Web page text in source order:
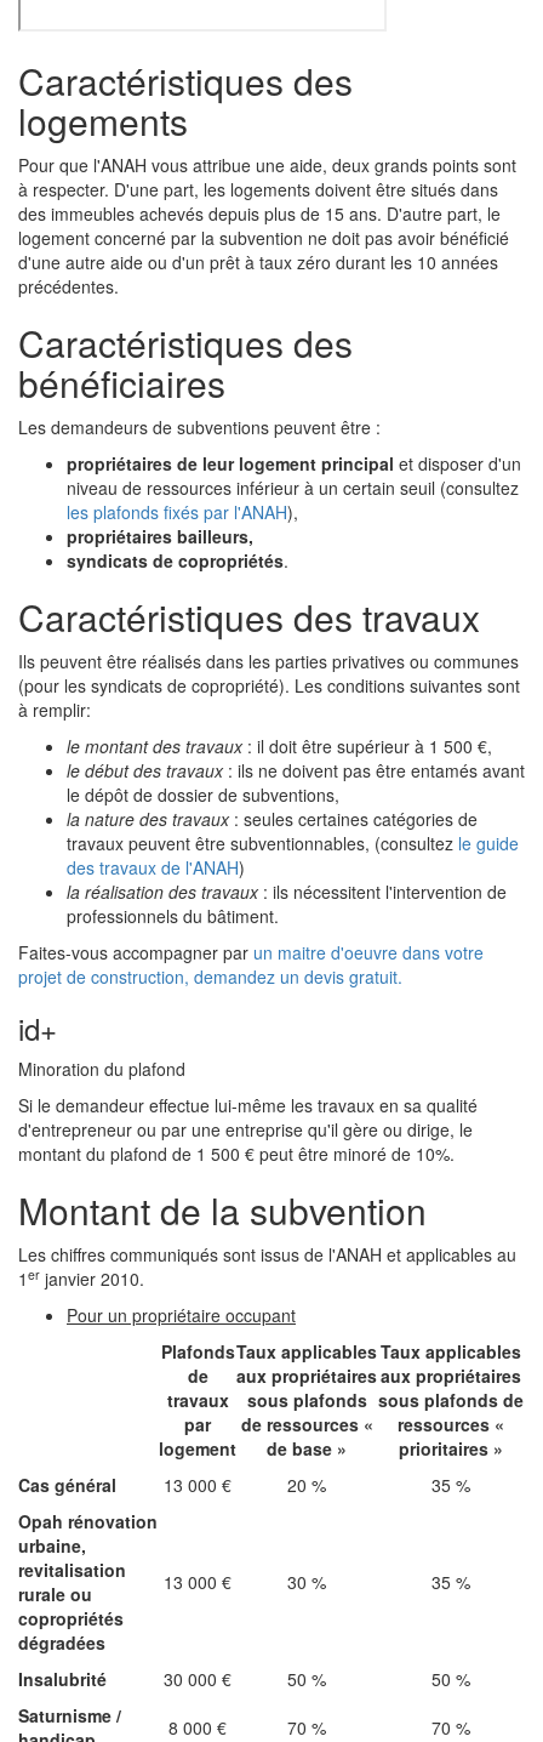
Caractéristiques des
logements
Pour que l'ANAH vous attribue une aide, deux grands points sont
à respecter. D'une part, les logements doivent être situés dans
des immeubles achevés depuis plus de 15 ans. D'autre part, le
logement concerné par la subvention ne doit pas avoir bénéficié
d'une autre aide ou d'un prêt à taux zéro durant les 10 années
précédentes.
Caractéristiques des
bénéficiaires
Les demandeurs de subventions peuvent être :
propriétaires de leur logement principal et disposer d'un
niveau de ressources inférieur à un certain seuil (consultez
les plafonds fixés par l'ANAH),
propriétaires bailleurs,
syndicats de copropriétés.
Caractéristiques des travaux
Ils peuvent être réalisés dans les parties privatives ou communes
(pour les syndicats de copropriété). Les conditions suivantes sont
à remplir:
le montant des travaux: il doit être supérieur à 1 500 €,
le début des travaux: ils ne doivent pas être entamés avant
le dépôt de dossier de subventions,
la nature des travaux: seules certaines catégories de
travaux peuvent être subventionnables, (consultez le guide
des travaux de l'ANAH)
la réalisation des travaux: ils nécessitent l'intervention de
professionnels du bâtiment.
Faites-vous accompagner par un maitre d'oeuvre dans votre
projet de construction, demandez un devis gratuit.
id+
Minoration du plafond
Si le demandeur effectue lui-même les travaux en sa qualité
d'entrepreneur ou par une entreprise qu'il gère ou dirige, le
montant du plafond de 1 500 € peut être minoré de 10%.
Montant de la subvention
Les chiffres communiqués sont issus de l'ANAH et applicables au
1 er janvier 2010.
Pour un propriétaire occupant
Plafonds
de
travaux
par
logement
Taux applicables
aux propriétaires
sous plafonds
de ressources «
de base »
Taux applicables
aux propriétaires
sous plafonds de
ressources «
prioritaires »
Cas général
13 000 € 20 %
35 %
Opah rénovation
urbaine,
revitalisation
rurale ou
copropriétés
dégradées
13 000 € 30 % 35 %
Insalubrité 30 000 € 50 %
50 %
Saturnisme /
8 000 € 70 % 70 %